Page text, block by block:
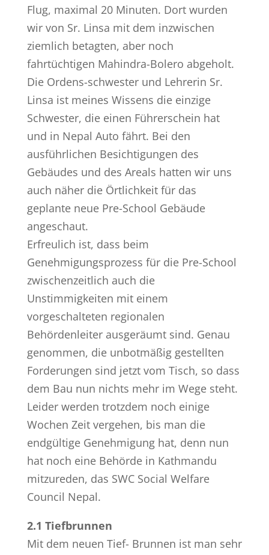
Flug, maximal 20 Minuten. Dort wurden
wir von Sr. Linsa mit dem inzwischen
ziemlich betagten, aber noch
fahrtüchtigen Mahindra-Bolero abgeholt.
Die Ordens-schwester und Lehrerin Sr.
Linsa ist meines Wissens die einzige
Schwester, die einen Führerschein hat
und in Nepal Auto fährt. Bei den
ausführlichen Besichtigungen des
Gebäudes und des Areals hatten wir uns
auch näher die Örtlichkeit für das
geplante neue Pre-School Gebäude
angeschaut.
Erfreulich ist, dass beim
Genehmigungsprozess für die Pre-School
zwischenzeitlich auch die
Unstimmigkeiten mit einem
vorgeschalteten regionalen
Behördenleiter ausgeräumt sind. Genau
genommen, die unbotmäßig gestellten
Forderungen sind jetzt vom Tisch, so dass
dem Bau nun nichts mehr im Wege steht.
Leider werden trotzdem noch einige
Wochen Zeit vergehen, bis man die
endgültige Genehmigung hat, denn nun
hat noch eine Behörde in Kathmandu
mitzureden, das SWC Social Welfare
Council Nepal.
2.1 Tiefbrunnen
Mit dem neuen Tief- Brunnen ist man sehr